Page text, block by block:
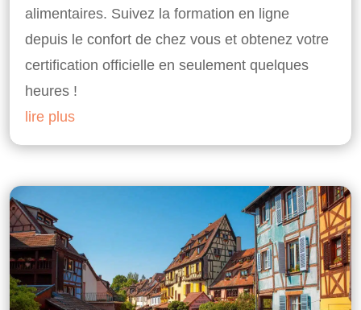
alimentaires. Suivez la formation en ligne
depuis le confort de chez vous et obtenez votre
certification officielle en seulement quelques
heures !
lire plus